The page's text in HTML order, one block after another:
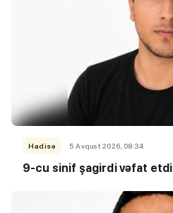
Hadisə 5 Avqust 2026, 08:34
9-cu sinif şagirdi vəfat etdi